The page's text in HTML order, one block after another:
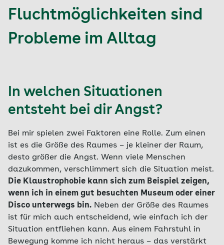
Fluchtmöglichkeiten sind
Probleme im Alltag
In welchen Situationen
entsteht bei dir Angst?
Bei mir spielen zwei Faktoren eine Rolle. Zum einen
ist es die Größe des Raumes – je kleiner der Raum,
desto größer die Angst. Wenn viele Menschen
dazukommen, verschlimmert sich die Situation meist.
Die Klaustrophobie kann sich zum Beispiel zeigen,
wenn ich in einem gut besuchten Museum oder einer
Disco unterwegs bin. Neben der Größe des Raumes
ist für mich auch entscheidend, wie einfach ich der
Situation entfliehen kann. Aus einem Fahrstuhl in
Bewegung komme ich nicht heraus – das verstärkt